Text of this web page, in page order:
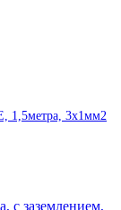
1,5метра, 3х1мм2